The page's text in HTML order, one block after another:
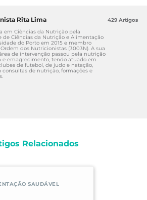
Rita Lima
em Ciências da Nutrição pela
de Ciências da Nutrição e Alimentação
do Porto em 2015 e membro
dos Nutricionistas (3003N). A sua
de intervenção passou pela nutrição
e emagrecimento, tendo atuado em
de futebol, de judo e natação,
consultas de nutrição, formações e
429 Artigos
Relacionados
SAUDÁVEL